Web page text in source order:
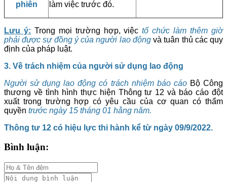
phiên
làm việc trước đó.
Lưu ý: Trong mọi trường hợp, việctổ chức làm thêm giờ
phải được sự đồng ý của người lao động và tuân thủ các quy
định của pháp luật.
3. Về trách nhiệm của người sử dụng lao động
Người sử dụng lao động có trách nhiệm báo cáoBộ Công
thương về tình hình thực hiện Thông tư 12 và báo cáo đột
xuất trong trường hợp có yêu cầu của cơ quan có thẩm
quyền trước ngày 15 tháng 01 hằng năm.
Thông tư 12 có hiệu lực thi hành kể từ ngày 09/9/2022.
Bình luận: